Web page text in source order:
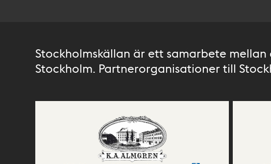
Stockholmskällan är ett samarbete
Stockholm. Partnerorganisationer till